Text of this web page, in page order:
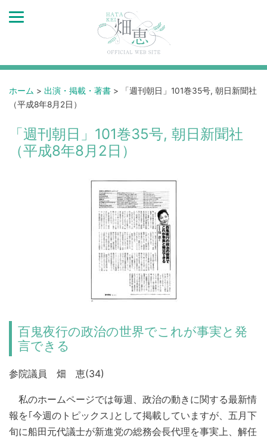
ホーム > 出演・掲載・著書 >
「週刊朝日」101巻35号, 朝日新聞社
（平成8年8月2日）
「週刊朝日」101巻35号, 朝日新聞社
（平成8年8月2日）
百鬼夜行の政治の世界でこれが事実と発
言できる
参院議員 畑 恵(34)
私のホームページでは毎週、政治の動きに関する最新情
報を｢今週のトピックス｣として掲載していますが、五月下
旬に船田元代議士が新進党の総務会長代理を事実上、解任